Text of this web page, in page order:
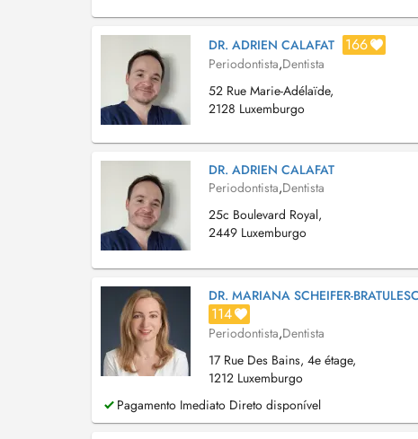
DR. ADRIEN CALAFAT 166
Periodontista,Dentista
52 Rue Marie-Adélaïde,
2128 Luxemburgo
DR. ADRIEN CALAFAT
Periodontista,Dentista
25c Boulevard Royal,
2449 Luxemburgo
DR. MARIANA SCHEIFER-
114
Periodontista,Dentista
17 Rue Des Bains, 4e étage,
1212 Luxemburgo
Pagamento Imediato Direto disponível